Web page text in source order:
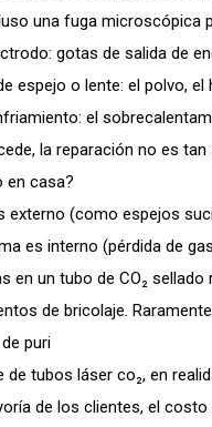
una fuga microscópica
gotas de salida de
espejo o lente: el polvo,
el
la reparación no es
en casa?
externo (como espejos
es interno (pérdida de
en un tubo de CO₂
de bricolaje.
puri
tubos láser co₂, en
de los clientes, el